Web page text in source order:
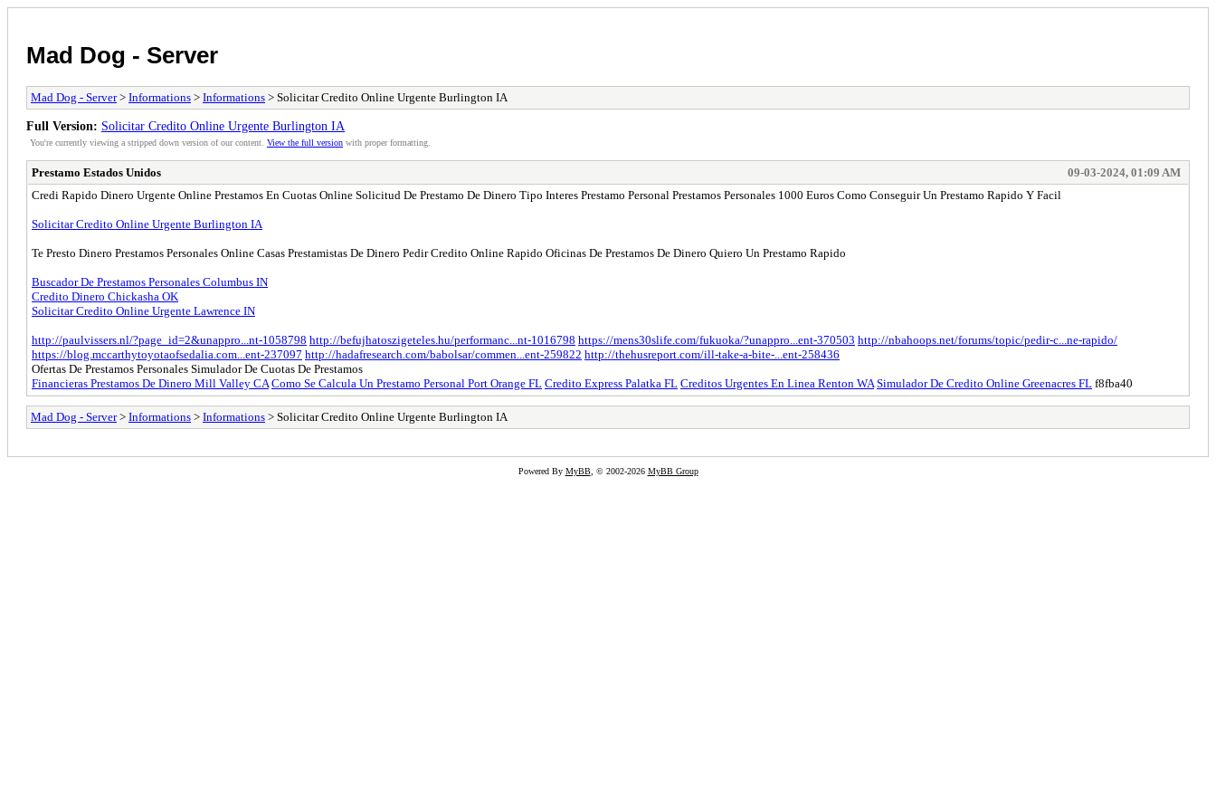
Mad Dog - Server
Mad Dog - Server> Informations > Informations > Solicitar Credito Online Urgente Burlington IA
Full Version: Solicitar Credito Online Urgente Burlington IA
You're currently viewing a stripped down version of our content. View the full version with proper formatting.
Prestamo Estados Unidos
09-03-2024, 01:09 AM
Credi Rapido Dinero Urgente Online Prestamos En Cuotas Online Solicitud De Prestamo De Dinero Tipo Interes Prestamo Personal Prestamos Personales 1000 Euros Como Conseguir Un Prestamo Rapido Y Facil
Solicitar Credito Online Urgente Burlington IA
Te Presto Dinero Prestamos Personales Online Casas Prestamistas De Dinero Pedir Credito Online Rapido Oficinas De Prestamos De Dinero Quiero Un Prestamo Rapido
Buscador De Prestamos Personales Columbus IN
Credito Dinero Chickasha OK
Solicitar Credito Online Urgente Lawrence IN
http://paulvissers.nl/?page_id=2&unappro...nt-1058798 http://befujhatoszigeteles.hu/performanc...nt-1016798 https://mens30slife.com/fukuoka/?unappro...ent-370503 http://nbahoops.net/forums/topic/pedir-c...ne-rapido/
https://blog.mccarthytoyotaofsedalia.com...ent-237097 http://hadafresearch.com/babolsar/commen...ent-259822 http://thehusreport.com/ill-take-a-bite-...ent-258436
Ofertas De Prestamos Personales Simulador De Cuotas De Prestamos
Financieras Prestamos De Dinero Mill Valley CA Como Se Calcula Un Prestamo Personal Port Orange FL Credito Express Palatka FL Creditos Urgentes En Linea Renton WA Simulador De Credito Online Greenacres FL f8fba40
Mad Dog - Server> Informations > Informations > Solicitar Credito Online Urgente Burlington IA
Powered By MyBB, © 2002-2026 MyBB Group